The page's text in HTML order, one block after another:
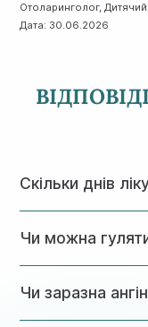
Отоларинголог,
Дата: 30.06.2026
Скільки днів
курсу
Чи можна
прогулянки не
Чи заразна